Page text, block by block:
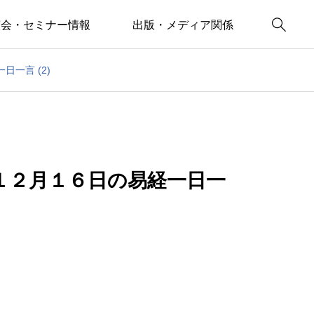
・セミナー情報 出版・メディア関係 
日一言 (2)
月１６日の易経一日一